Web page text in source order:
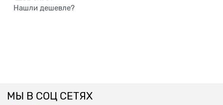
Нашли дешевле?
МЫ В СОЦ СЕТЯХ